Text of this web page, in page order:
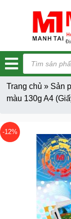
Tìm
kiếm
sản
phẩm
Trang chủ » Sản
màu 130g A4
-12%